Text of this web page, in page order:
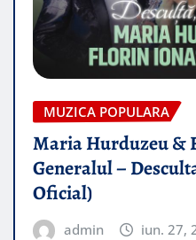
MUZICA POPULARA
Maria Hurduzeu &
Generalul –
Oficial)
admin iun. 27,